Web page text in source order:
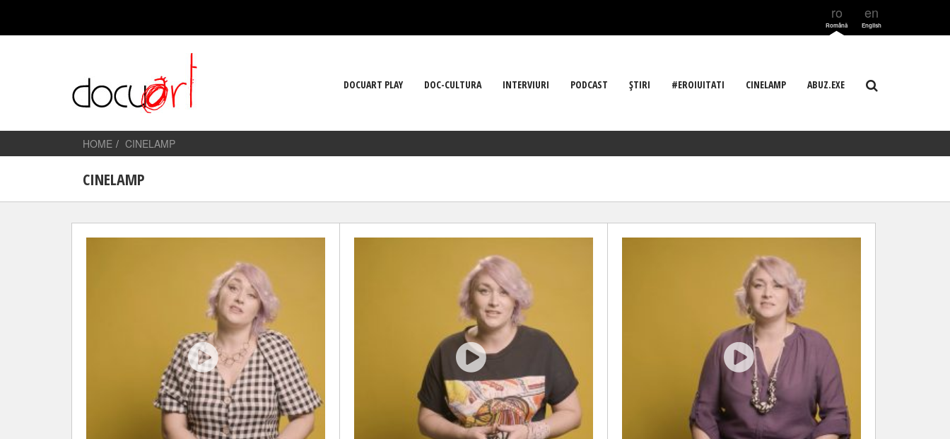
ro
Română
en
English
DOCUART PLAY DOC-CULTURA INTERVIURI PODCAST ŞTIRI #EROIUITATI CINELAMP ABUZ.EXE
HOME CINELAMP
CINELAMP